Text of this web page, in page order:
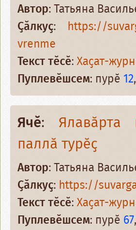
Автор: Татьяна
Ҫӑлкуҫ: https://
vrenme
Текст тӗсӗ:Хаҫат-
Пуплевӗшсем: пурӗ 12
Ячӗ: Ялавӑрта
паллӑ турӗҫ
Автор: Татьяна
Ҫӑлкуҫ: https://
Текст тӗсӗ:Хаҫат-
Пуплевӗшсем: пурӗ 67